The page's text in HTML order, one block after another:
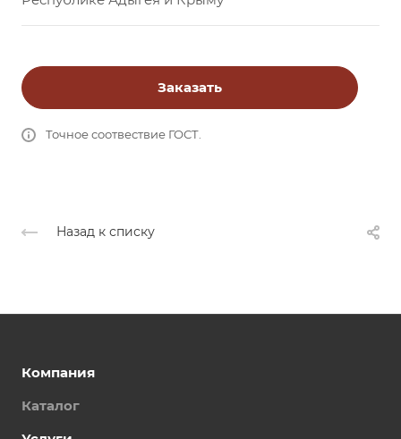
Заказать
Точное соотвествие ГОСТ.
Назад к списку
Компания
Каталог